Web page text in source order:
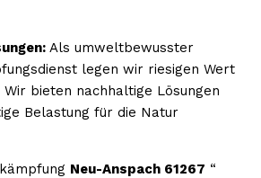
Als umweltbewusster
legen wir riesigen Wert
bieten nachhaltige Lösungen
Belastung für die Natur
Neu-Anspach 61267 “